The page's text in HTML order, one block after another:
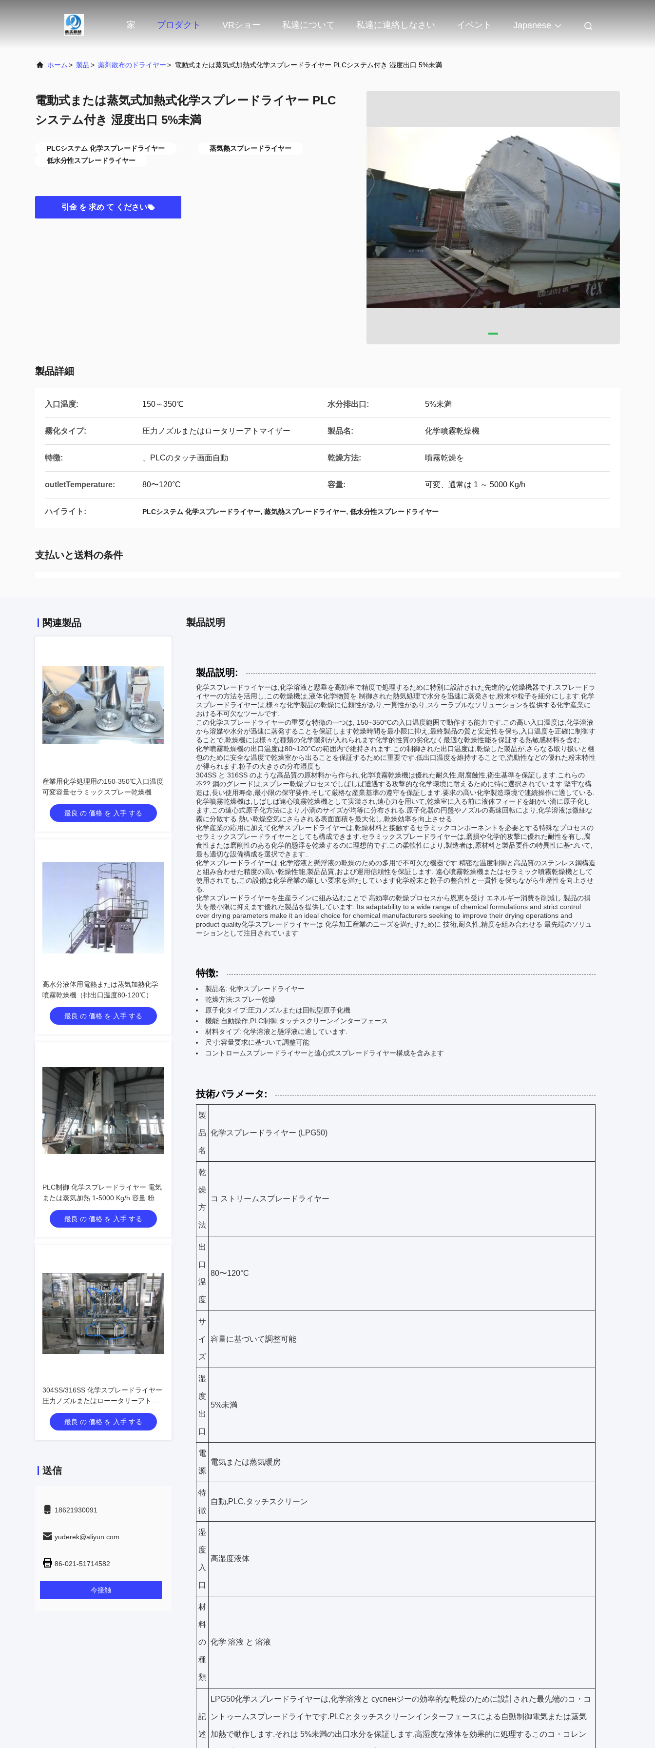
家 プロダクト VRショー 私達について 私達に連絡しなさい イベント Japanese
ホーム > 製品> 薬剤散布のドライヤー> 電動式または蒸気式加熱式化学スプレードライヤー PLCシステム付き 湿度出口 5%未満
電動式または蒸気式加熱式化学スプレードライヤー PLC
システム付き 湿度出口 5%未満
PLCシステム 化学スプレードライヤー
蒸気熱スプレードライヤー
低水分性スプレードライヤー
引金 を 求め て ください
製品詳細
入口温度: 150～350℃ 水分排出口: 5%未満
霧化タイプ: 圧力ノズルまたはロータリーアトマイザー 製品名: 化学噴霧乾燥機
特徴: 、PLCのタッチ画面自動 乾燥方法: 噴霧乾燥を
outletTemperature: 80〜120°C 容量: 可変、通常は 1 ～ 5000 Kg/h
ハイライト: PLCシステム 化学スプレードライヤー, 蒸気熱スプレードライヤー, 低水分性スプレードライヤー
支払いと送料の条件
関連製品
産業用化学処理用の150-350℃入口温度
可変容量セラミックスプレー乾燥機
最良 の 価格 を 入手 する
高水分液体用電熱または蒸気加熱化学
噴霧乾燥機（排出口温度80-120℃）
最良 の 価格 を 入手 する
PLC制御 化学スプレードライヤー 電気
または蒸気加熱 1-5000 Kg/h 容量 粉末
乾燥用
最良 の 価格 を 入手 する
304SS/316SS 化学スプレードライヤー
圧力ノズルまたはローータリーアトマ
イザーと効率的なスプレードライヤー
のためにカスタマイズ可能な寸法
最良 の 価格 を 入手 する
送信
18621930091
yuderek@aliyun.com
86-021-51714582
今接触
製品説明
製品説明:
化学スプレードライヤーは,化学溶液と懸垂を高効率で精度で処理するために特別に設計された先進的な乾燥機器です.スプレードラ
イヤーの方法を活用し,この乾燥機は,液体化学物質を 制御された熱気処理で水分を迅速に蒸発させ,粉末や粒子を細分にします.化学
スプレードライヤーは,様々な化学製品の乾燥に信頼性があり,一貫性があり,スケーラブルなソリューションを提供する化学産業に
おける不可欠なツールです.
この化学スプレードライヤーの重要な特徴の一つは, 150~350°Cの入口温度範囲で動作する能力です.この高い入口温度は,化学溶液
から溶媒や水分が迅速に蒸発することを保証します乾燥時間を最小限に抑え,最終製品の質と安定性を保ち,入口温度を正確に制御す
ることで,乾燥機には様々な種類の化学製剤が入れられます化学的性質の劣化なく最適な乾燥性能を保証する熱敏感材料を含む.
化学噴霧乾燥機の出口温度は80~120°Cの範囲内で維持されます.この制御された出口温度は,乾燥した製品が,さらなる取り扱いと梱
包のために安全な温度で乾燥室から出ることを保証するために重要です.低出口温度を維持することで,流動性などの優れた粉末特性
が得られます.粒子の大きさの分布湿度も
304SS と 316SS のような高品質の原材料から作られ,化学噴霧乾燥機は優れた耐久性,耐腐蝕性,衛生基準を保証します.これらの
不?? 鋼のグレードは,スプレー乾燥プロセスでしばしば遭遇する攻撃的な化学環境に耐えるために特に選択されています.堅牢な構
造は,長い使用寿命,最小限の保守要件,そして厳格な産業基準の遵守を保証します.要求の高い化学製造環境で連続操作に適している.
化学噴霧乾燥機は,しばしば遠心噴霧乾燥機として実装され,遠心力を用いて,乾燥室に入る前に液体フィードを細かい滴に原子化し
ます.この遠心式原子化方法により,小滴のサイズが均等に分布される.原子化器の円盤やノズルの高速回転により,化学溶液は微細な
霧に分散する.熱い乾燥空気にさらされる表面面積を最大化し,乾燥効率を向上させる.
化学産業の応用に加えて化学スプレードライヤーは,乾燥材料と接触するセラミックコンポーネントを必要とする特殊なプロセスの
セラミックスプレードライヤーとしても構成できます.セラミックスプレードライヤーは,磨損や化学的攻撃に優れた耐性を有し,腐
食性または磨削性のある化学的懸浮を乾燥するのに理想的です.この柔軟性により,製造者は,原材料と製品要件の特異性に基づいて,
最も適切な設備構成を選択できます..
化学スプレードライヤーは,化学溶液と懸浮液の乾燥のための多用で不可欠な機器です.精密な温度制御と高品質のステンレス鋼構造
と組み合わせた精度の高い乾燥性能,製品品質,および運用信頼性を保証します. 遠心噴霧乾燥機またはセラミック噴霧乾燥機として
使用されても,この設備は化学産業の厳しい要求を満たしています化学粉末と粒子の整合性と一貫性を保ちながら生産性を向上させ
る.
化学スプレードライヤーを生産ラインに組み込むことで 高効率の乾燥プロセスから恩恵を受け エネルギー消費を削減し 製品の損
失を最小限に抑えます優れた製品を提供しています. Its adaptability to a wide range of chemical formulations and strict control
over drying parameters make it an ideal choice for chemical manufacturers seeking to improve their drying operations and
product quality化学スプレードライヤーは 化学加工産業のニーズを満たすために 技術,耐久性,精度を組み合わせる 最先端のソリュ
ーションとして注目されています
特徴:
製品名: 化学スプレードライヤー
乾燥方法:スプレー乾燥
原子化タイプ:圧力ノズルまたは回転型原子化機
機能:自動操作,PLC制御,タッチスクリーンインターフェース
材料タイプ: 化学溶液と懸浮液に適しています.
尺寸:容量要求に基づいて調整可能
コントロームスプレードライヤーと遠心式スプレードライヤー構成を含みます
技術パラメータ:
製
品
名
化学スプレードライヤー (LPG50)
乾
燥
方
法
コ ストリームスプレードライヤー
出
口
温
度
80〜120°C
サ
イ
ズ
容量に基づいて調整可能
湿
度
出
口
5%未満
電
源
電気または蒸気暖房
特
徴
自動,PLC,タッチスクリーン
湿
度
入
口
高湿度液体
材
料
の
種
類
化学 溶液 と 溶液
記
述
LPG50化学スプレードライヤーは,化学溶液と суспенジーの効率的な乾燥のために設計された最先端のコ・コ
ントゥームスプレードライヤです.PLCとタッチスクリーンインターフェースによる自動制御電気または蒸気
加熱で動作します.それは 5%未満の出口水分を保証します.高湿度な液体を効果的に処理するこのコ・コレン